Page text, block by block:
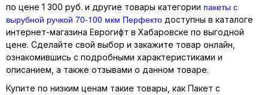
по цене 1 300 руб. и другие товары категории пакеты с
вырубной ручкой 70-100 мкм Перфекто доступны в каталоге
интернет-магазина Еврогифт в Хабаровске по выгодной
цене. Сделайте свой выбор и закажите товар онлайн,
ознакомившись с подробными характеристиками и
описанием, а также отзывами о данном товаре.
Купите по низким ценам такие товары, как Пакет с